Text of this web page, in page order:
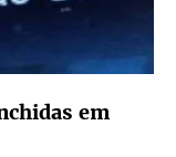
em